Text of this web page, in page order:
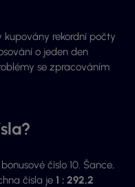
kupovány rekordní počty
o jeden den
se zpracováním
bonusové číslo 10. Šance,
čísla je 1 : 292,2